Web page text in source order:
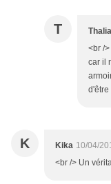
T Thalia
<br /
car il
d'être
K Kika 10/04/
<br /> Un